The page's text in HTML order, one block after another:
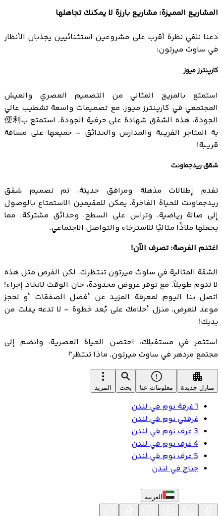
المشاريع المميزة: مشاريع بارزة لا يمكنك تجاهلها
دعنا نلقي نظرة أقرب على مشروعين استثنائيين يجذبان الأنظار
في ساوث ميرتون:
كارپنترز ميوز
استمتع بالمزيج المثالي من التصميم العصري والعيش
المجتمعي في كارپنترز ميوز. مع تصميمات واسعة تشطيب عالي
الجودة، هذه الشقق شهادة على حرفية الجودة. استمتع ب便利
ية المتاجر القريبة والمدارس والحدائق - جميعها على مسافة
قريبة!
شقق ريدجماونت
تقدم إطلالات مذهلة ومرافق حديثة، تم تصميم شقق
ريدجماونت للحياة الفاخرة. يمكن للمقيمين الاستمتاع بالوصول
إلى صالة رياضية، وتراس على السطح، وحدائق مشتركة، مما
يجعلها ملاذًا مثاليًا للاسترخاء والتواصل الاجتماعي.
اغتنم الفرصة: تصرف الآن!
الشقة المثالية في ساوث ميرتون تنتظرك، لكن الفرص مثل هذه
لا تدوم طويلاً. مع توفر عروض محدودة، حان الوقت لاتخاذ إجراء!
اتصل بنا اليوم لمعرفة المزيد عن أفضل الصفقات أو لحجز
موعد للعرض. منزل أحلامك على بُعد خطوة - لا تدعه يفلت من
يديك!
استثمر في مستقبلك، احتضن الحياة العصرية، وانضم إلى
مجتمع مزدهر في ساوث ميرتون. ماذا تنتظر؟
منازل جديدة معلومات عنا بحث المزيد
1 غرفة نوم في لندن
غرفتي نوم في لندن
3 غرف نوم في لندن
4 غرف نوم في لندن
5 غرف نوم في لندن
جناح في لندن
العربية